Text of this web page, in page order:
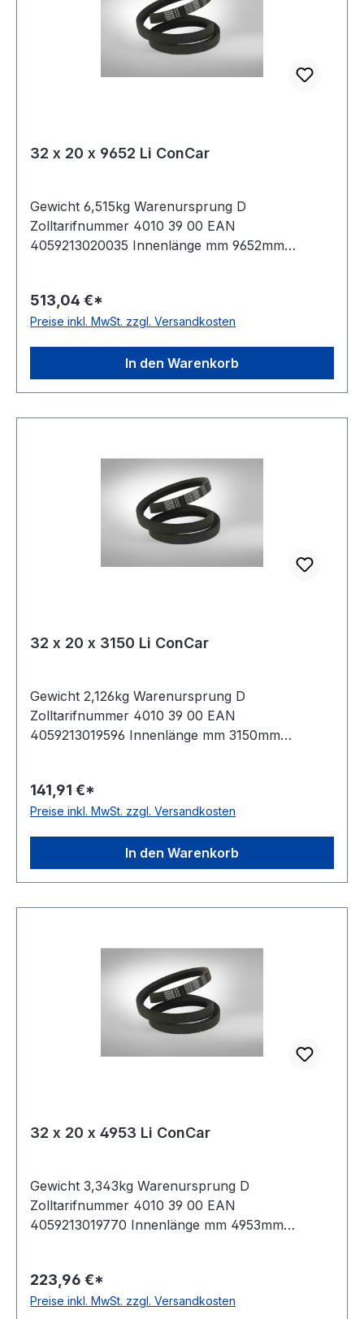
32 x 20 x 9652 Li ConCar
Gewicht 6,515kg Warenursprung D
Zolltarifnummer 4010 39 00 EAN
4059213020035 Innenlänge mm 9652mm
Ausführung ummantelt antistatisch ja Norm DIN
2215 Material Neoprene Zugstrang Polyester
513,04 €*
Preise inkl. MwSt. zzgl. Versandkosten
In den Warenkorb
32 x 20 x 3150 Li ConCar
Gewicht 2,126kg Warenursprung D
Zolltarifnummer 4010 39 00 EAN
4059213019596 Innenlänge mm 3150mm
Ausführung ummantelt antistatisch ja Norm DIN
2215 Material Neoprene Zugstrang Polyester
141,91 €*
Preise inkl. MwSt. zzgl. Versandkosten
In den Warenkorb
32 x 20 x 4953 Li ConCar
Gewicht 3,343kg Warenursprung D
Zolltarifnummer 4010 39 00 EAN
4059213019770 Innenlänge mm 4953mm
Ausführung ummantelt antistatisch ja Norm DIN
2215 Material Neoprene Zugstrang Polyester
223,96 €*
Preise inkl. MwSt. zzgl. Versandkosten